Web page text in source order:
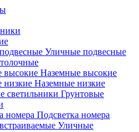
Уличные подвесные
Наземные высокие
Наземные низкие
Грунтовые
Подсветка номера
Уличные